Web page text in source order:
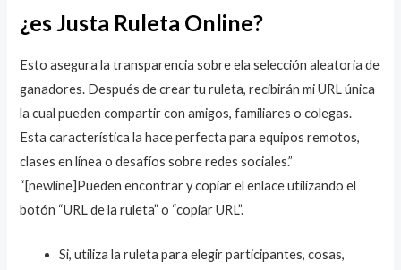
¿es Justa Ruleta Online?
Esto asegura la transparencia sobre ela selección aleatoria de
ganadores. Después de crear tu ruleta, recibirán mi URL única
la cual pueden compartir con amigos, familiares o colegas.
Esta característica la hace perfecta para equipos remotos,
clases en línea o desafíos sobre redes sociales.”
“[newline]Pueden encontrar y copiar el enlace utilizando el
botón “URL de la ruleta” o “copiar URL”.
Si, utiliza la ruleta para elegir participantes, cosas,